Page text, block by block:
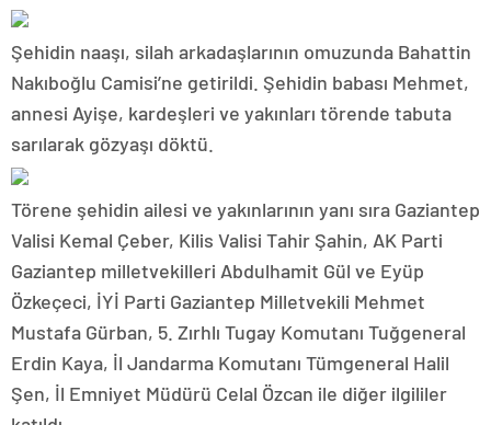
Şehidin naaşı, silah arkadaşlarının omuzunda Bahattin
Nakıboğlu Camisi’ne getirildi. Şehidin babası Mehmet,
annesi Ayişe, kardeşleri ve yakınları törende tabuta
sarılarak gözyaşı döktü.
Törene şehidin ailesi ve yakınlarının yanı sıra Gaziantep
Valisi Kemal Çeber, Kilis Valisi Tahir Şahin, AK Parti
Gaziantep milletvekilleri Abdulhamit Gül ve Eyüp
Özkeçeci, İYİ Parti Gaziantep Milletvekili Mehmet
Mustafa Gürban, 5. Zırhlı Tugay Komutanı Tuğgeneral
Erdin Kaya, İl Jandarma Komutanı Tümgeneral Halil
Şen, İl Emniyet Müdürü Celal Özcan ile diğer ilgililer